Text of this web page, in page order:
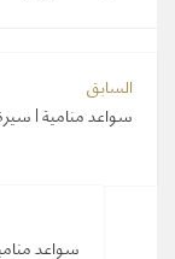
السابق
سواعد منامية | سيرة الفن –
سواعد منامية |